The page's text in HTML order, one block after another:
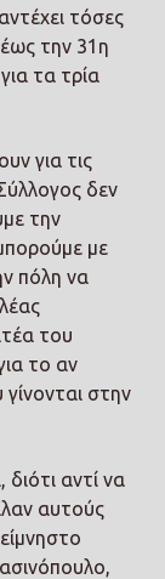
τόσες
την 31η
τα τρία
για τις
δεν
την
με
πόλη να
του
το αν
στην
διότι αντί να
αυτούς